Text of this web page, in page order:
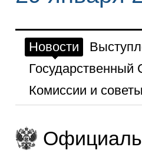
Новости
Государственный
Комиссии и советы